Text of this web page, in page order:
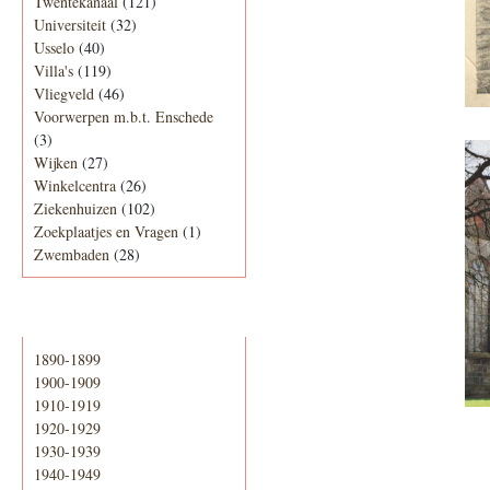
Universiteit (32)
Usselo (40)
Villa's (119)
Vliegveld (46)
Voorwerpen m.b.t. Enschede
(3)
Wijken (27)
Winkelcentra (26)
Ziekenhuizen (102)
Zoekplaatjes en Vragen (1)
Zwembaden (28)
1890-1899
1900-1909
1910-1919
1920-1929
1930-1939
1940-1949